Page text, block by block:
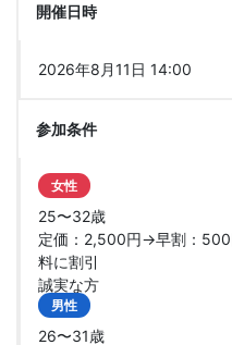
開催日時
2026年8月11日 14:00
参加条件
女性
25〜32歳
定価：2,500円→早割：500
料に割引
誠実な方
男性
26〜31歳